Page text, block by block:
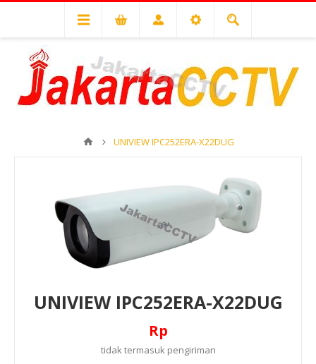
UNIVIEW IPC252ERA-X22DUG
UNIVIEW IPC252ERA-X22DUG
Rp
tidak termasuk pengiriman